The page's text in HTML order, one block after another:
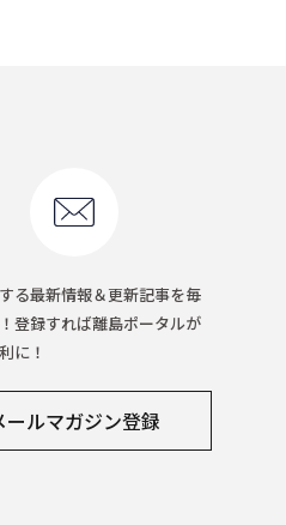
る最新情報＆更新記事を毎
登録すれば離島ポータルが
に！
ールマガジン登録